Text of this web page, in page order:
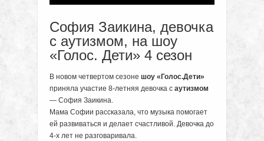
София Заикина, девочка
с аутизмом, на шоу
«Голос. Дети» 4 сезон
В новом четвертом сезоне шоу «Голос.Дети»
приняла участие 8-летняя девочка с аутизмом
— София Заикина.
Мама Софии рассказала, что музыка помогает
ей развиваться и делает счастливой. Девочка до
4-х лет не разговаривала.